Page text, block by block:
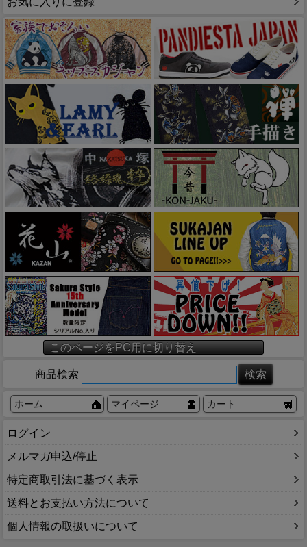
このページをPC用に切り替え
商品検索
ホーム マイページ カート
ログイン
メルマガ申込/停止
特定商取引法に基づく表示
送料とお支払い方法について
個人情報の取扱いについて